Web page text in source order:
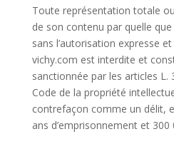
Toute représentation totale
de son contenu par quelle
sans l’autorisation expresse
vichy.com est interdite et
sanctionnée par les articles L.
Code de la propriété
contrefaçon comme un délit,
ans d’emprisonnement et 300